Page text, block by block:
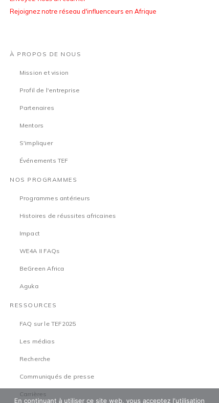
Rejoignez notre réseau d'influenceurs en Afrique
À PROPOS DE NOUS
Mission et vision
Profil de l'entreprise
Partenaires
Mentors
S'impliquer
Événements TEF
NOS PROGRAMMES
Programmes antérieurs
Histoires de réussites africaines
Impact
WE4A II FAQs
BeGreen Africa
Aguka
RESSOURCES
FAQ sur le TEF2025
Les médias
Recherche
Communiqués de presse
Carrières
En continuant à utiliser ce site web, vous acceptez l'utilisation